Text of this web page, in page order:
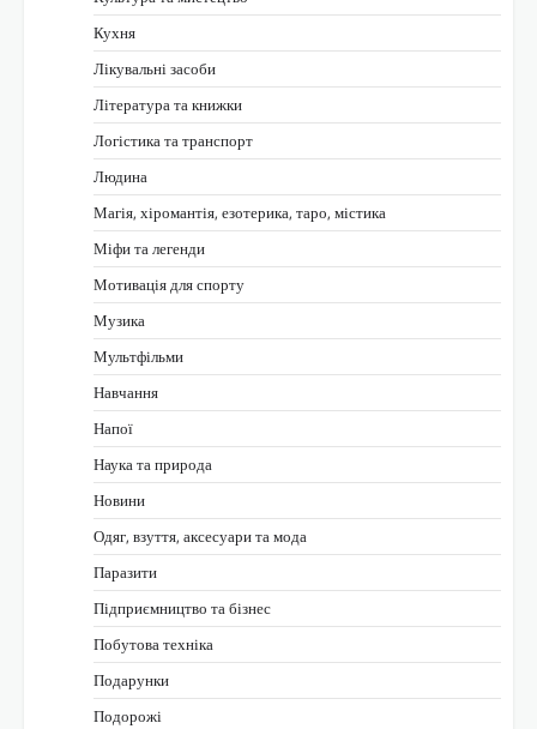
Кухня
Лікувальні засоби
Література та книжки
Логістика та транспорт
Людина
Магія, хіромантія, езотерика, таро, містика
Міфи та легенди
Мотивація для спорту
Музика
Мультфільми
Навчання
Напої
Наука та природа
Новини
Одяг, взуття, аксесуари та мода
Паразити
Підприємництво та бізнес
Побутова техніка
Подарунки
Подорожі